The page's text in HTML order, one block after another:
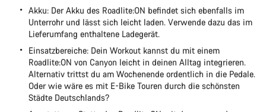
Akku: Der Akku des Roadlite:ON befindet sich ebenfalls im
Unterrohr und lässt sich leicht laden. Verwende dazu das im
Lieferumfang enthaltene Ladegerät.
Einsatzbereiche: Dein Workout kannst du mit einem
Roadlite:ON von Canyon leicht in deinen Alltag integrieren.
Alternativ trittst du am Wochenende ordentlich in die Pedale.
Oder wie wäre es mit E-Bike Touren durch die schönsten
Städte Deutschlands?